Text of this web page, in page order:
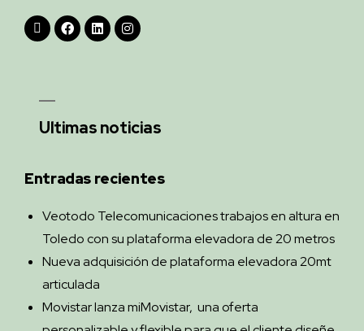
Ultimas noticias
Entradas recientes
Veotodo Telecomunicaciones trabajos en altura en
Toledo con su plataforma elevadora de 20 metros
Nueva adquisición de plataforma elevadora 20mt
articulada
Movistar lanza miMovistar, una oferta